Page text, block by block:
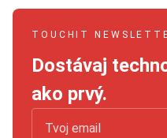
TOUCHIT
Dostávaj
ako prvý.